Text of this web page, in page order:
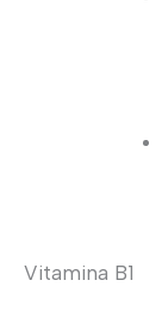
Vitamina B1